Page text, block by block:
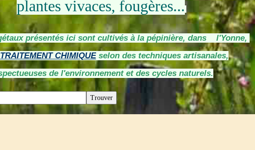
plantes vivaces, fougères...
présentés ici sont cultivés à la pépinière, dans l'Yonne,
CHIMIQUEselon des techniques artisanales,
de l'environnement et des cycles naturels.